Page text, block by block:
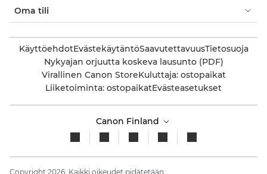
Oma tili
KäyttöehdotEvästekäytäntöSaavutettavuusTietosuoja
Nykyajan orjuutta koskeva lausunto (PDF)
Virallinen Canon StoreKuluttaja: ostopaikat
Liiketoiminta: ostopaikatEvästeasetukset
Canon Finland
Copyright 2026. Kaikki oikeudet pidätetään.